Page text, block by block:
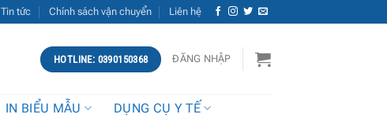
Tin tức Chính sách vận chuyển Liên hệ
HOTLINE: 0390150368 ĐĂNG NHẬP
IN BIỂU MẪU DỤNG CỤ Y TẾ